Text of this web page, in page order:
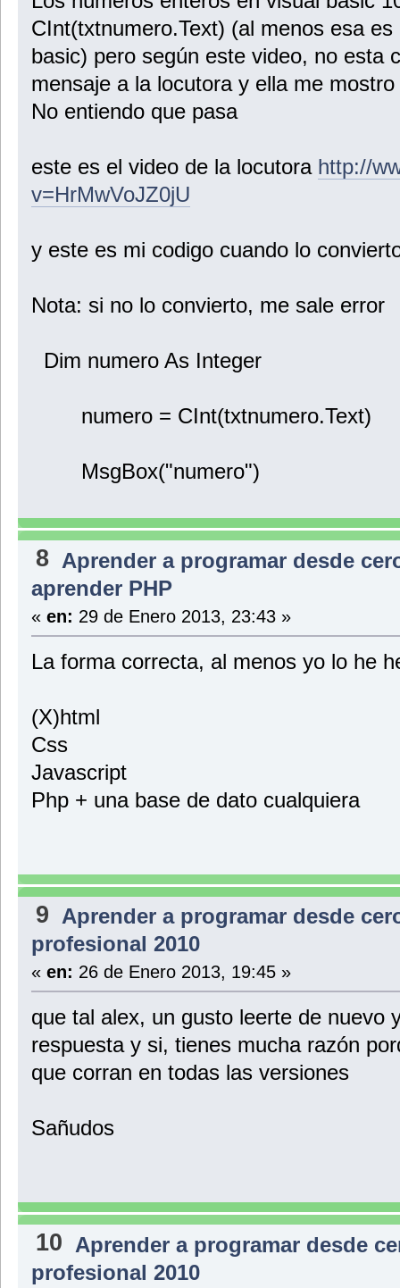
CInt(txtnumero.Text) (al menos esa
basic) pero según este video, no esta
mensaje a la locutora y ella me
No entiendo que pasa
este es el video de la locutora http://
v=HrMwVoJZ0jU
y este es mi codigo cuando lo
Nota: si no lo convierto, me sale error
Dim numero As Integer
numero = CInt(txtnumero.Text)
MsgBox("numero")
8 Aprender a programar desde
aprender PHP
« en: 29 de Enero 2013, 23:43 »
La forma correcta, al menos yo lo he
(X)html
Css
Javascript
Php + una base de dato cualquiera
9 Aprender a programar desde
profesional 2010
« en: 26 de Enero 2013, 19:45 »
que tal alex, un gusto leerte de nuevo
respuesta y si, tienes mucha razón
que corran en todas las versiones
Sañudos
10 Aprender a programar desde
profesional 2010